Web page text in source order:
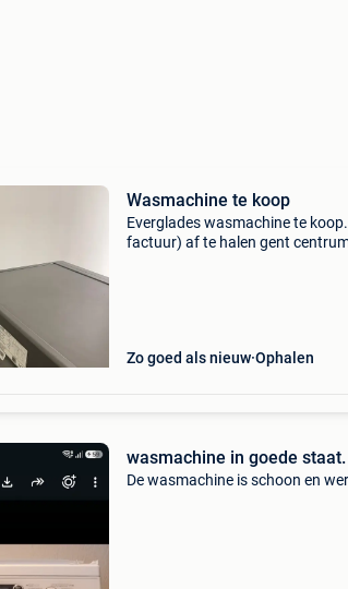
Wasmachine te koop
Everglades wasmachine te
factuur) af te halen gent
Zo goed als nieuw Ophalen
wasmachine in goede staat.
De wasmachine is schoon en